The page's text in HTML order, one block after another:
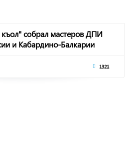
собрал мастеров ДПИ
и Кабардино-Балкарии
1321